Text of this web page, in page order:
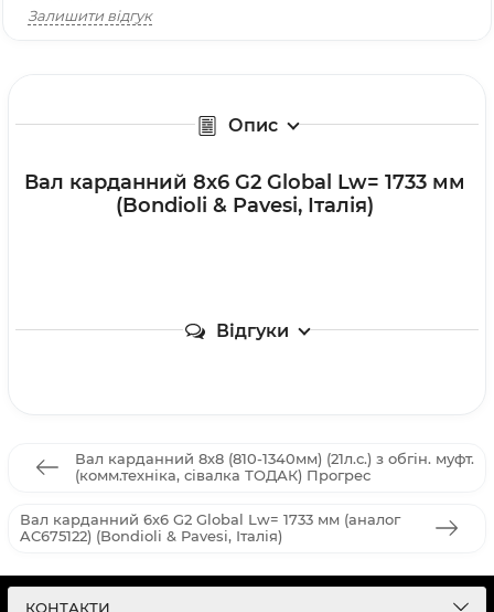
Залишити відгук
Опис
Вал карданний 8х6 G2 Global Lw= 1733 мм
(Bondioli & Pavesi, Італія)
Відгуки
Вал карданний 8х8 (810-1340мм) (21л.с.) з обгін. муфт.
(комм.техніка, сівалка ТОДАК) Прогрес
Вал карданний 6х6 G2 Global Lw= 1733 мм (аналог
AC675122) (Bondioli & Pavesi, Італія)
КОНТАКТИ